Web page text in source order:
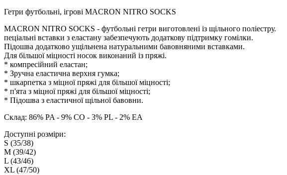
Гетри футбольні, ігрові MACRON NITRO SOCKS
MACRON NITRO SOCKS - футбольні гетри виготовлені із щільного поліестру.
пеціальні вставки з еластану забезпечують додаткову підтримку гомілки.
Підошва додатково ущільнена натуральними бавовняними вставками.
Для більшої міцності носок виконаний із пряжі.
* компресійний еластан;
* Зручна еластична верхня гумка;
* шкарпетка з міцної пряжі для більшої міцності;
* п'ята з міцної пряжі для більшої міцності;
* Підошва з еластичної щільної бавовни.
Склад: 86% PA - 9% CO - 3% PL - 2% EA
Доступні розміри:
S (35/38)
M (39/42)
L (43/46)
XL (47/50)